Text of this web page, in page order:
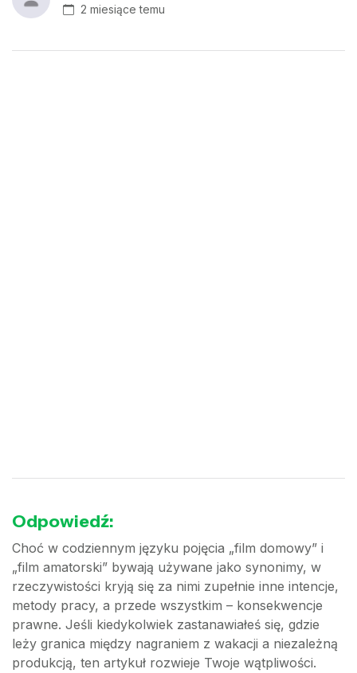
2 miesiące temu
Odpowiedź:
Choć w codziennym języku pojęcia „film domowy” i
„film amatorski” bywają używane jako synonimy, w
rzeczywistości kryją się za nimi zupełnie inne intencje,
metody pracy, a przede wszystkim – konsekwencje
prawne. Jeśli kiedykolwiek zastanawiałeś się, gdzie
leży granica między nagraniem z wakacji a niezależną
produkcją, ten artykuł rozwieje Twoje wątpliwości.